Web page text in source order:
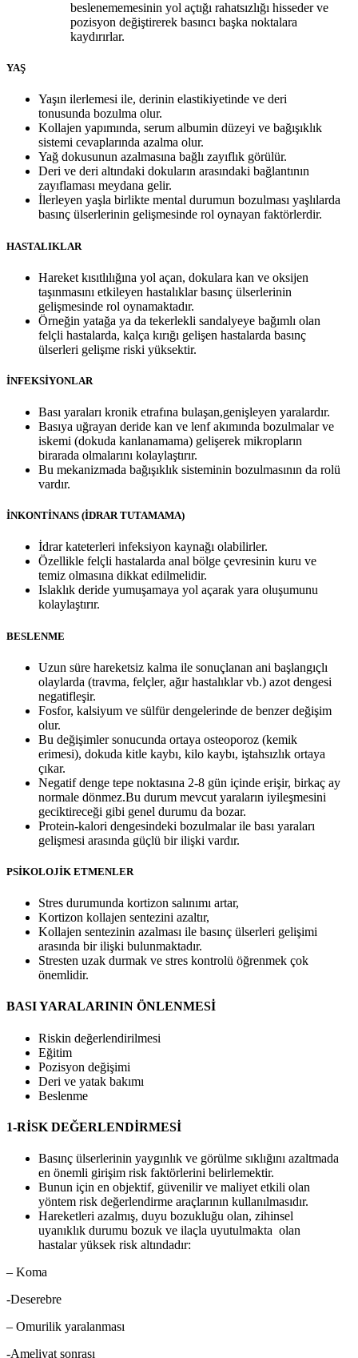
beslenememesinin yol açtığı rahatsızlığı hisseder ve
pozisyon değiştirerek basıncı başka noktalara
kaydırırlar.
YAŞ
Yaşın ilerlemesi ile, derinin elastikiyetinde ve deri
tonusunda bozulma olur.
Kollajen yapımında, serum albumin düzeyi ve bağışıklık
sistemi cevaplarında azalma olur.
Yağ dokusunun azalmasına bağlı zayıflık görülür.
Deri ve deri altındaki dokuların arasındaki bağlantının
zayıflaması meydana gelir.
İlerleyen yaşla birlikte mental durumun bozulması yaşlılarda
basınç ülserlerinin gelişmesinde rol oynayan faktörlerdir.
HASTALIKLAR
Hareket kısıtlılığına yol açan, dokulara kan ve oksijen
taşınmasını etkileyen hastalıklar basınç ülserlerinin
gelişmesinde rol oynamaktadır.
Örneğin yatağa ya da tekerlekli sandalyeye bağımlı olan
felçli hastalarda, kalça kırığı gelişen hastalarda basınç
ülserleri gelişme riski yüksektir.
İNFEKSİYONLAR
Bası yaraları kronik etrafına bulaşan,genişleyen yaralardır.
Basıya uğrayan deride kan ve lenf akımında bozulmalar ve
iskemi (dokuda kanlanamama) gelişerek mikropların
birarada olmalarını kolaylaştırır.
Bu mekanizmada bağışıklık sisteminin bozulmasının da rolü
vardır.
İNKONTİNANS (İDRAR TUTAMAMA)
İdrar kateterleri infeksiyon kaynağı olabilirler.
Özellikle felçli hastalarda anal bölge çevresinin kuru ve
temiz olmasına dikkat edilmelidir.
Islaklık deride yumuşamaya yol açarak yara oluşumunu
kolaylaştırır.
BESLENME
Uzun süre hareketsiz kalma ile sonuçlanan ani başlangıçlı
olaylarda (travma, felçler, ağır hastalıklar vb.) azot dengesi
negatifleşir.
Fosfor, kalsiyum ve sülfür dengelerinde de benzer değişim
olur.
Bu değişimler sonucunda ortaya osteoporoz (kemik
erimesi), dokuda kitle kaybı, kilo kaybı, iştahsızlık ortaya
çıkar.
Negatif denge tepe noktasına 2-8 gün içinde erişir, birkaç ay
normale dönmez.Bu durum mevcut yaraların iyileşmesini
geciktireceği gibi genel durumu da bozar.
Protein-kalori dengesindeki bozulmalar ile bası yaraları
gelişmesi arasında güçlü bir ilişki vardır.
PSİKOLOJİK ETMENLER
Stres durumunda kortizon salınımı artar,
Kortizon kollajen sentezini azaltır,
Kollajen sentezinin azalması ile basınç ülserleri gelişimi
arasında bir ilişki bulunmaktadır.
Stresten uzak durmak ve stres kontrolü öğrenmek çok
önemlidir.
BASI YARALARININ ÖNLENMESİ
Riskin değerlendirilmesi
Eğitim
Pozisyon değişimi
Deri ve yatak bakımı
Beslenme
1-RİSK DEĞERLENDİRMESİ
Basınç ülserlerinin yaygınlık ve görülme sıklığını azaltmada
en önemli girişim risk faktörlerini belirlemektir.
Bunun için en objektif, güvenilir ve maliyet etkili olan
yöntem risk değerlendirme araçlarının kullanılmasıdır.
Hareketleri azalmış, duyu bozukluğu olan, zihinsel
uyanıklık durumu bozuk ve ilaçla uyutulmakta olan
hastalar yüksek risk altındadır:
– Koma
-Deserebre
– Omurilik yaralanması
-Ameliyat sonrası